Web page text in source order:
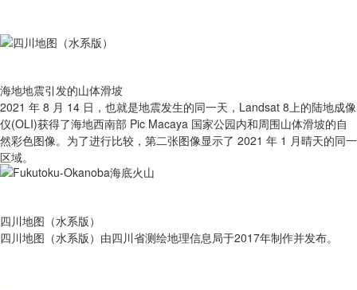
海地地震引发的山体滑坡
2021 年 8 月 14 日，也就是地震发生的同一天，Landsat 8上的陆地成像
仪(OLI)获得了海地西南部 Pic Macaya 国家公园内和周围山体滑坡的自
然彩色图像。为了进行比较，第二张图像显示了 2021 年 1 月晴天的同一
区域。
四川地图（水系版）
四川地图（水系版）由四川省测绘地理信息局于2017年制作并发布。